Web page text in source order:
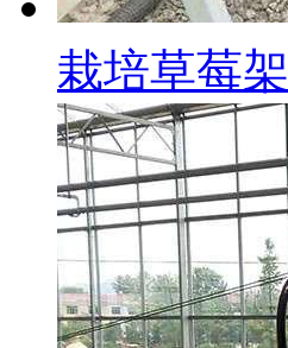
栽培草莓架